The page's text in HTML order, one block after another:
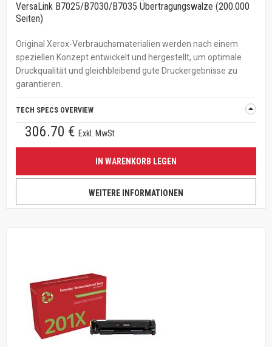
VersaLink B7025/B7030/B7035 Übertragungswalze (200.000
Seiten)
Original Xerox-Verbrauchsmaterialien werden nach einem
speziellen Konzept entwickelt und hergestellt, um optimale
Druckqualität und gleichbleibend gute Druckergebnisse zu
garantieren.
TECH SPECS OVERVIEW
306.70 € Exkl. MwSt
IN WARENKORB LEGEN
WEITERE INFORMATIONEN